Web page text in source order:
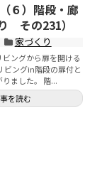
６）階段・廊
その231）
家づくり
ングから扉を開ける
ビングin階段の扉付と
ました。 階...
を読む